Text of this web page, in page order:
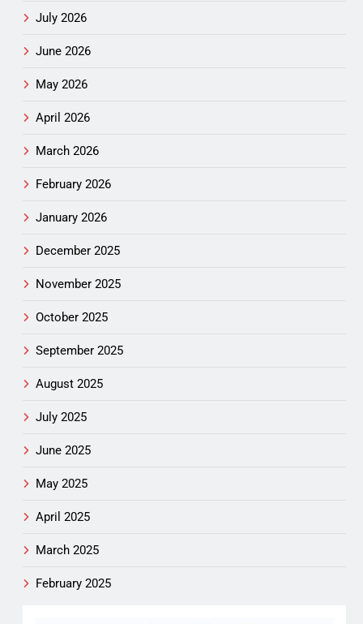
July 2026
June 2026
May 2026
April 2026
March 2026
February 2026
January 2026
December 2025
November 2025
October 2025
September 2025
August 2025
July 2025
June 2025
May 2025
April 2025
March 2025
February 2025